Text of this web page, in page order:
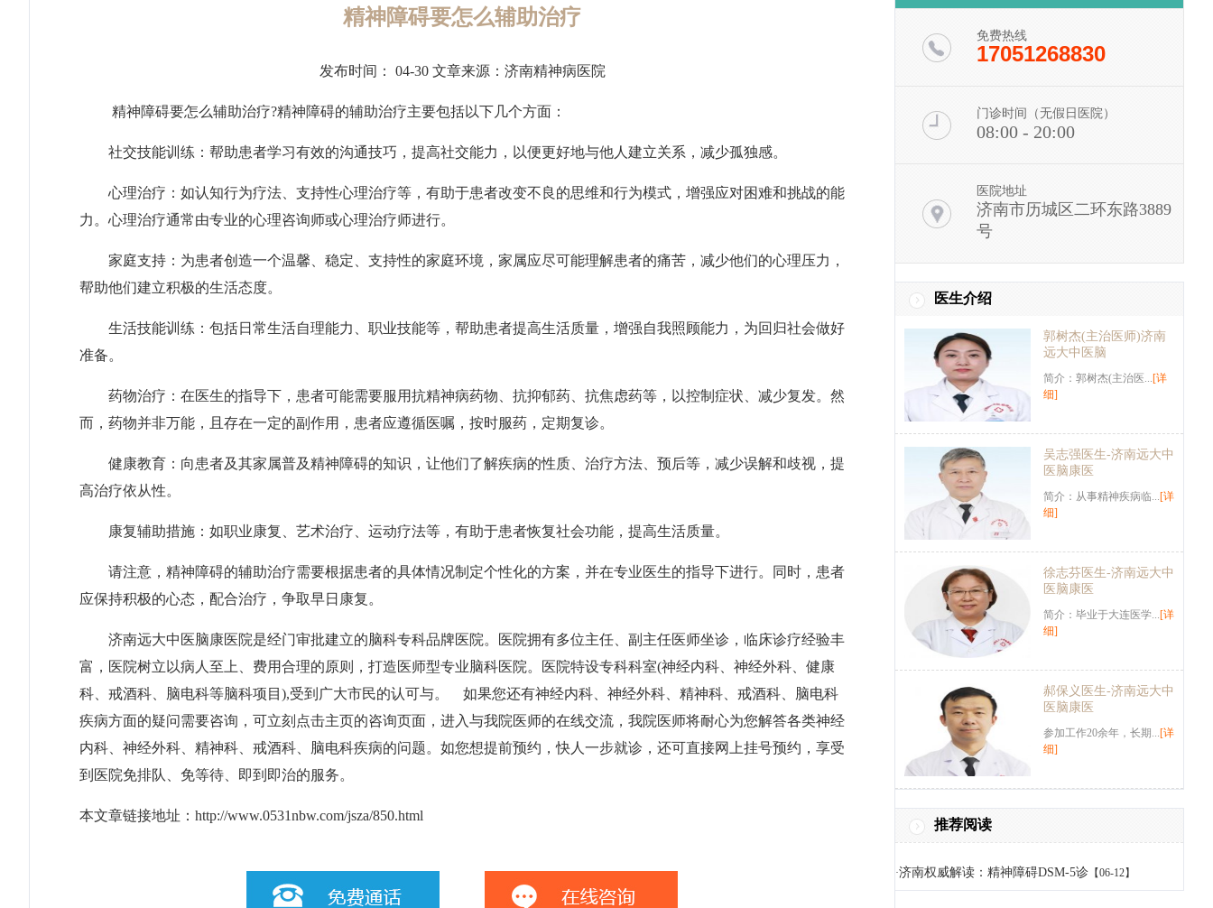
精神障碍要怎么辅助治疗
发布时间： 04-30 文章来源： 济南精神病医院
精神障碍要怎么辅助治疗?精神障碍的辅助治疗主要包括以下几个方面：
社交技能训练：帮助患者学习有效的沟通技巧，提高社交能力，以便更好地与他人建立关系，减少孤独感。
心理治疗：如认知行为疗法、支持性心理治疗等，有助于患者改变不良的思维和行为模式，增强应对困难和挑战的能
力。心理治疗通常由专业的心理咨询师或心理治疗师进行。
家庭支持：为患者创造一个温馨、稳定、支持性的家庭环境，家属应尽可能理解患者的痛苦，减少他们的心理压力，
帮助他们建立积极的生活态度。
生活技能训练：包括日常生活自理能力、职业技能等，帮助患者提高生活质量，增强自我照顾能力，为回归社会做好
准备。
药物治疗：在医生的指导下，患者可能需要服用抗精神病药物、抗抑郁药、抗焦虑药等，以控制症状、减少复发。然
而，药物并非万能，且存在一定的副作用，患者应遵循医嘱，按时服药，定期复诊。
健康教育：向患者及其家属普及精神障碍的知识，让他们了解疾病的性质、治疗方法、预后等，减少误解和歧视，提
高治疗依从性。
康复辅助措施：如职业康复、艺术治疗、运动疗法等，有助于患者恢复社会功能，提高生活质量。
请注意，精神障碍的辅助治疗需要根据患者的具体情况制定个性化的方案，并在专业医生的指导下进行。同时，患者
应保持积极的心态，配合治疗，争取早日康复。
济南远大中医脑康医院是经门审批建立的脑科专科品牌医院。医院拥有多位主任、副主任医师坐诊，临床诊疗经验丰
富，医院树立以病人至上、费用合理的原则，打造医师型专业脑科医院。医院特设专科科室(神经内科、神经外科、健康
科、戒酒科、脑电科等脑科项目),受到广大市民的认可与。 如果您还有神经内科、神经外科、精神科、戒酒科、脑电科
疾病方面的疑问需要咨询，可立刻点击主页的咨询页面，进入与我院医师的在线交流，我院医师将耐心为您解答各类神经
内科、神经外科、精神科、戒酒科、脑电科疾病的问题。如您想提前预约，快人一步就诊，还可直接网上挂号预约，享受
到医院免排队、免等待、即到即治的服务。
本文章链接地址： http://www.0531nbw.com/jsza/850.html
免费热线
17051268830
门诊时间（无假日医院）
08:00 - 20:00
医院地址
济南市历城区二环东路3889
号
医生介绍
郭树杰(主治医师)济南
远大中医脑
简介：郭树杰(主治医...[详
细]
吴志强医生-济南远大中
医脑康医
简介：从事精神疾病临...[详
细]
徐志芬医生-济南远大中
医脑康医
简介：毕业于大连医学...[详
细]
郝保义医生-济南远大中
医脑康医
参加工作20余年，长期...[详
细]
推荐阅读
·济南权威解读：精神障碍DSM-5诊 【06-12】